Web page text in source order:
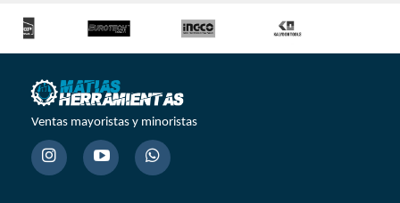
Ventas mayoristas y minoristas